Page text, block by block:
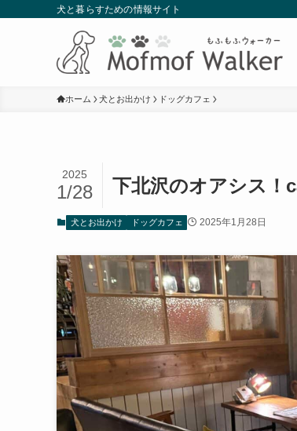
犬と暮らすための情報サイト
ホーム 犬とお出かけ ドッグカフェ
下北沢のオアシス！
2025
1/28
犬とお出かけ ドッグカフェ 2025年1月28日